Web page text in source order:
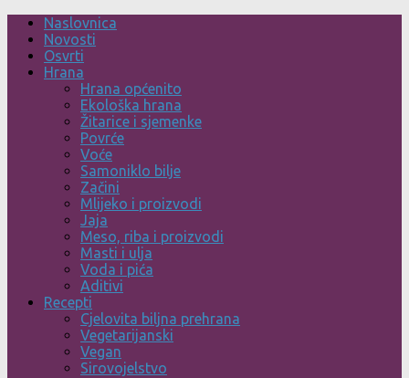
Skip
content
Naslovnica
Novosti
Osvrti
Hrana
Hrana općenito
Ekološka hrana
Žitarice i sjemenke
Povrće
Voće
Samoniklo bilje
Začini
Mlijeko i proizvodi
Jaja
Meso, riba i proizvodi
Masti i ulja
Voda i pića
Aditivi
Recepti
Cjelovita biljna prehrana
Vegetarijanski
Vegan
Sirovojelstvo